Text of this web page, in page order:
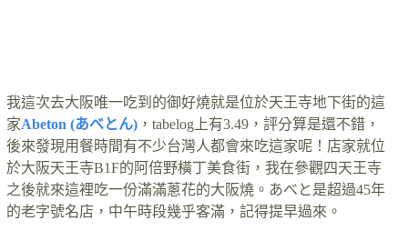
我這次去大阪唯一吃到的御好燒就是位於天王寺地下街的這
家Abeton (あべとん) ，tabelog上有3.49，評分算是還不錯，
後來發現用餐時間有不少台灣人都會來吃這家呢！店家就位
於大阪天王寺B1F的阿倍野橫丁美食街，我在參觀四天王寺
之後就來這裡吃一份滿滿蔥花的大阪燒。あべと是超過45年
的老字號名店，中午時段幾乎客滿，記得提早過來。